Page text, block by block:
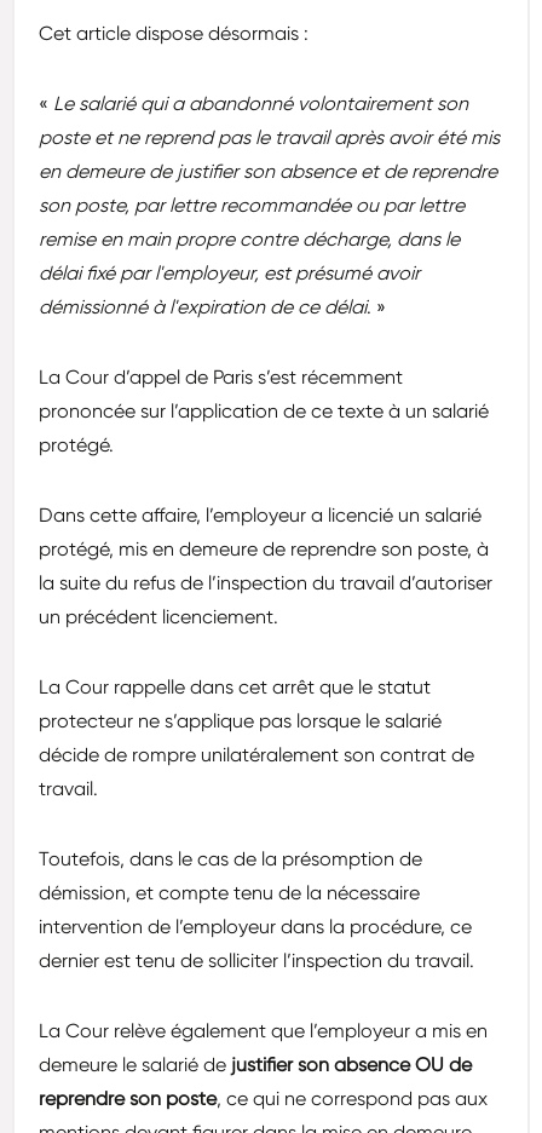
Cet article dispose désormais :
« Le salarié qui a abandonné volontairement son
poste et ne reprend pas le travail après avoir été mis
en demeure de justifier son absence et de reprendre
son poste, par lettre recommandée ou par lettre
remise en main propre contre décharge, dans le
délai fixé par l'employeur, est présumé avoir
démissionné à l'expiration de ce délai. »
La Cour d’appel de Paris s’est récemment
prononcée sur l’application de ce texte à un salarié
protégé.
Dans cette affaire, l’employeur a licencié un salarié
protégé, mis en demeure de reprendre son poste, à
la suite du refus de l’inspection du travail d’autoriser
un précédent licenciement.
La Cour rappelle dans cet arrêt que le statut
protecteur ne s’applique pas lorsque le salarié
décide de rompre unilatéralement son contrat de
travail.
Toutefois, dans le cas de la présomption de
démission, et compte tenu de la nécessaire
intervention de l’employeur dans la procédure, ce
dernier est tenu de solliciter l’inspection du travail.
La Cour relève également que l’employeur a mis en
demeure le salarié de justifier son absence OU de
reprendre son poste, ce qui ne correspond pas aux